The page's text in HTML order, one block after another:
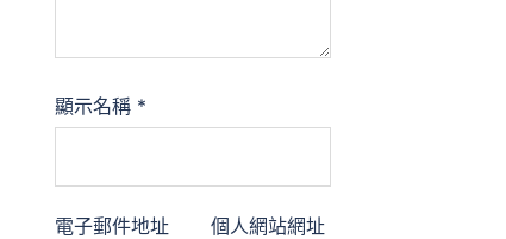
顯示名稱 *
電子郵件地址
個人網站網址